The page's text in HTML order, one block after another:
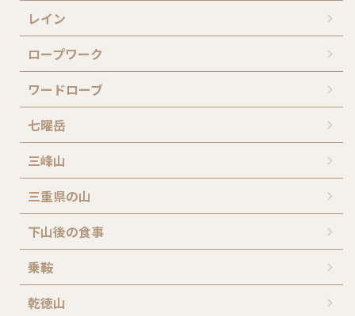
レイン
ロープワーク
ワードローブ
七曜岳
三峰山
三重県の山
下山後の食事
乗鞍
乾徳山